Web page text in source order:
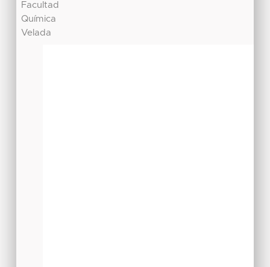
Facultad
Química
Velada